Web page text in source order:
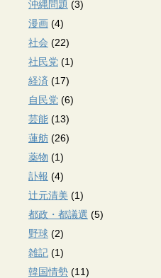
沖縄問題 (3)
漫画 (4)
社会 (22)
社民党 (1)
経済 (17)
自民党 (6)
芸能 (13)
蓮舫 (26)
薬物 (1)
訃報 (4)
辻元清美 (1)
都政・都議選 (5)
野球 (2)
雑記 (1)
韓国情勢 (11)